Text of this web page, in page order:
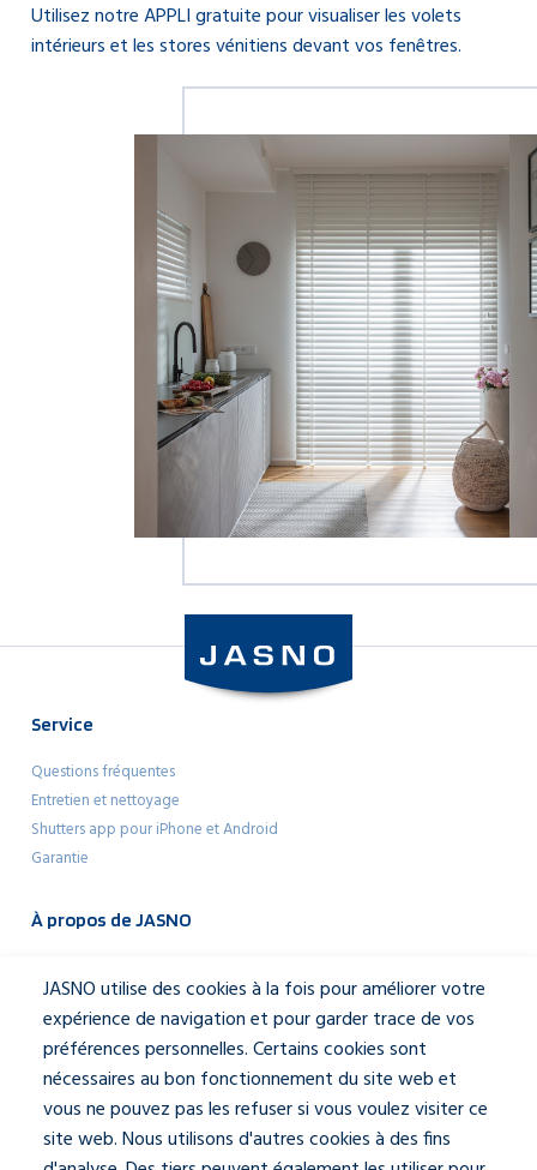
Utilisez notre APPLI gratuite pour visualiser les volets
intérieurs et les stores vénitiens devant vos fenêtres.
Service
Questions fréquentes
Entretien et nettoyage
Shutters app pour iPhone et Android
Garantie
À propos de JASNO
Mediakit
À propos de JASNO
Notre équipe
Contactez-nous
Social
JASNO utilise des cookies à la fois pour améliorer votre
expérience de navigation et pour garder trace de vos
préférences personnelles. Certains cookies sont
nécessaires au bon fonctionnement du site web et
vous ne pouvez pas les refuser si vous voulez visiter ce
site web. Nous utilisons d'autres cookies à des fins